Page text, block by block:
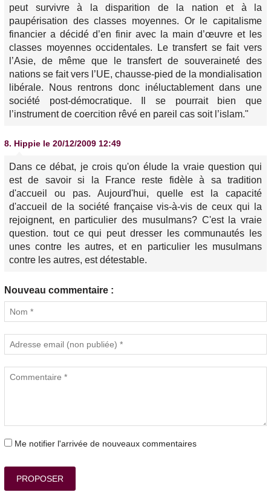
peut survivre à la disparition de la nation et à la
paupérisation des classes moyennes. Or le capitalisme
financier a décidé d’en finir avec la main d’œuvre et les
classes moyennes occidentales. Le transfert se fait vers
l’Asie, de même que le transfert de souveraineté des
nations se fait vers l’UE, chausse-pied de la mondialisation
libérale. Nous rentrons donc inéluctablement dans une
société post-démocratique. Il se pourrait bien que
l’instrument de coercition rêvé en pareil cas soit l’islam."
8. Hippie le 20/12/2009 12:49
Dans ce débat, je crois qu'on élude la vraie question qui
est de savoir si la France reste fidèle à sa tradition
d'accueil ou pas. Aujourd'hui, quelle est la capacité
d'accueil de la société française vis-à-vis de ceux qui la
rejoignent, en particulier des musulmans? C'est la vraie
question. tout ce qui peut dresser les communautés les
unes contre les autres, et en particulier les musulmans
contre les autres, est détestable.
Nouveau commentaire :
Me notifier l'arrivée de nouveaux commentaires
PROPOSER